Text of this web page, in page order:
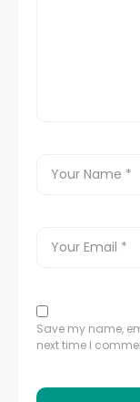
Save my name,
next time I